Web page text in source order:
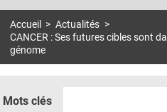
S'ABONNER À LA REVUE SOIN À
Accueil > Actualités >
CANCER : Ses futures cibles sont
génome
Mots clés